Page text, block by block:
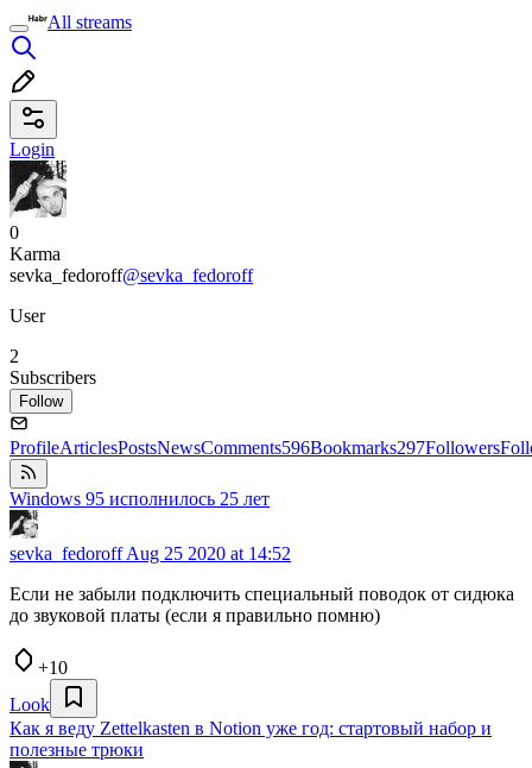
All streams
Login
0
Karma
sevka_fedoroff@sevka_fedoroff
User
2
Subscribers
Follow
ProfileArticlesPostsNewsComments596Bookmarks297Followers
Windows 95 исполнилось 25 лет
sevka_fedoroffAug 25 2020 at 14:52
Если не забыли подключить специальный поводок от сидюка
до звуковой платы (если я правильно помню)
+10
Look
Как я веду Zettelkasten в Notion уже год: стартовый набор и
полезные трюки